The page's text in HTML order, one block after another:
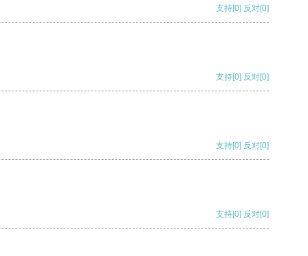
支持[0] 反对[0]
支持[0] 反对[0]
支持[0] 反对[0]
支持[0] 反对[0]